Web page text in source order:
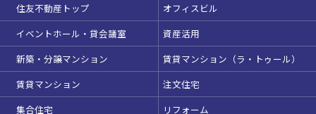
住友不動産トップ
オフィスビル
イベントホール・貸会議室
資産活用
新築・分譲マンション
賃貸マンション（ラ・トゥール）
賃貸マンション
注文住宅
集合住宅
リフォーム